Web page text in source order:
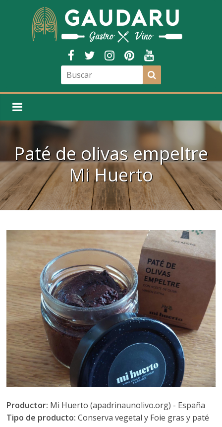
Paté de olivas empeltre
Mi Huerto
Productor: Mi Huerto (apadrinaunolivo.org) - España
Tipo de producto:Conserva vegetal y Foie gras y paté